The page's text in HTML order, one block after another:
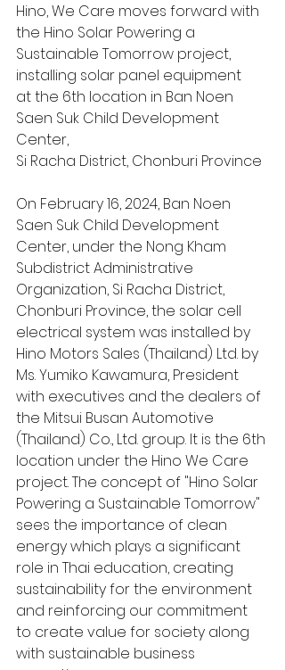
Hino, We Care moves forward with
the Hino Solar Powering a
Sustainable Tomorrow project,
installing solar panel equipment
at the 6th location in Ban Noen
Saen Suk Child Development
Center,
Si Racha District, Chonburi Province
On February 16, 2024, Ban Noen
Saen Suk Child Development
Center, under the Nong Kham
Subdistrict Administrative
Organization, Si Racha District,
Chonburi Province, the solar cell
electrical system was installed by
Hino Motors Sales (Thailand) Ltd. by
Ms. Yumiko Kawamura, President
with executives and the dealers of
the Mitsui Busan Automotive
(Thailand) Co., Ltd. group. It is the 6th
location under the Hino We Care
project. The concept of "Hino Solar
Powering a Sustainable Tomorrow"
sees the importance of clean
energy which plays a significant
role in Thai education, creating
sustainability for the environment
and reinforcing our commitment
to create value for society along
with sustainable business